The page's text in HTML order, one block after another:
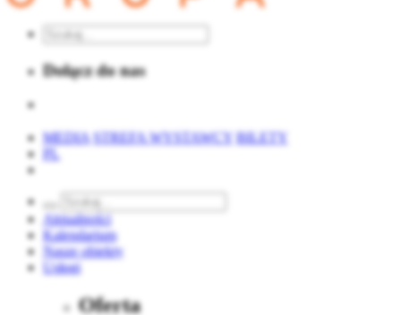
Dołącz do nas
MEDIA STREFA WYSTAWCY BILETY
PL
Aktualności
Kalendarium
Nasze obiekty
Usługi
Oferta